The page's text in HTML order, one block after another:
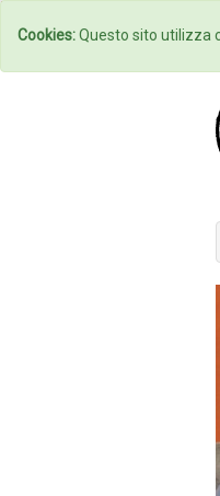
Cookies:Questo sito utilizza